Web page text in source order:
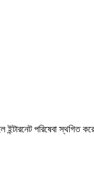
ইন্টারনেট পরিষেবা স্থগিত